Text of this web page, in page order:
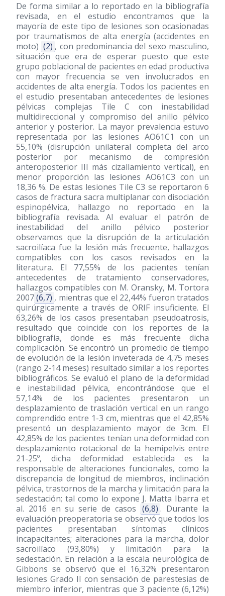
De forma similar a lo reportado en la bibliografía
revisada, en el estudio encontramos que la
mayoría de este tipo de lesiones son ocasionadas
por traumatismos de alta energía (accidentes en
moto) (2) , con predominancia del sexo masculino,
situación que era de esperar puesto que este
grupo poblacional de pacientes en edad productiva
con mayor frecuencia se ven involucrados en
accidentes de alta energía. Todos los pacientes en
el estudio presentaban antecedentes de lesiones
pélvicas complejas Tile C con inestabilidad
multidireccional y compromiso del anillo pélvico
anterior y posterior. La mayor prevalencia estuvo
representada por las lesiones AO61C1 con un
55,10% (disrupción unilateral completa del arco
posterior por mecanismo de compresión
anteroposterior III más cizallamiento vertical), en
menor proporción las lesiones AO61C3 con un
18,36 %. De estas lesiones Tile C3 se reportaron 6
casos de fractura sacra multiplanar con disociación
espinopélvica, hallazgo no reportado en la
bibliografía revisada. Al evaluar el patrón de
inestabilidad del anillo pélvico posterior
observamos que la disrupción de la articulación
sacroilíaca fue la lesión más frecuente, hallazgos
compatibles con los casos revisados en la
literatura. El 77,55% de los pacientes tenían
antecedentes de tratamiento conservadores,
hallazgos compatibles con M. Oransky, M. Tortora
2007(6,7) , mientras que el 22,44% fueron tratados
quirúrgicamente a través de ORIF insuficiente. El
63,26% de los casos presentaban pseudoatrosis,
resultado que coincide con los reportes de la
bibliografía, donde es más frecuente dicha
complicación. Se encontró un promedio de tiempo
de evolución de la lesión inveterada de 4,75 meses
(rango 2-14 meses) resultado similar a los reportes
bibliográficos. Se evaluó el plano de la deformidad
e inestabilidad pélvica, encontrándose que el
57,14% de los pacientes presentaron un
desplazamiento de traslación vertical en un rango
comprendido entre 1-3 cm, mientras que el 42,85%
presentó un desplazamiento mayor de 3cm. El
42,85% de los pacientes tenían una deformidad con
desplazamiento rotacional de la hemipelvis entre
21-25º, dicha deformidad establecida es la
responsable de alteraciones funcionales, como la
discrepancia de longitud de miembros, inclinación
pélvica, trastornos de la marcha y limitación para la
sedestación; tal como lo expone J. Matta Ibarra et
al. 2016 en su serie de casos
(6,8) . Durante la
evaluación preoperatoria se observó que todos los
pacientes presentaban síntomas clínicos
incapacitantes; alteraciones para la marcha, dolor
sacroilíaco (93,80%) y limitación para la
sedestación. En relación a la escala neurológica de
Gibbons se observó que el 16,32% presentaron
lesiones Grado II con sensación de parestesias de
miembro inferior, mientras que 3 paciente (6,12%)